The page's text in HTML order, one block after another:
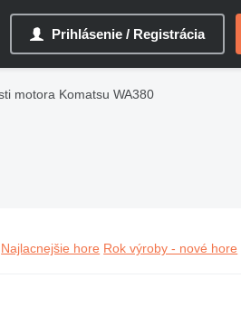
Prihlásenie / Registrácia
motora Komatsu WA380
Najlacnejšie hore Rok výroby - nové hore